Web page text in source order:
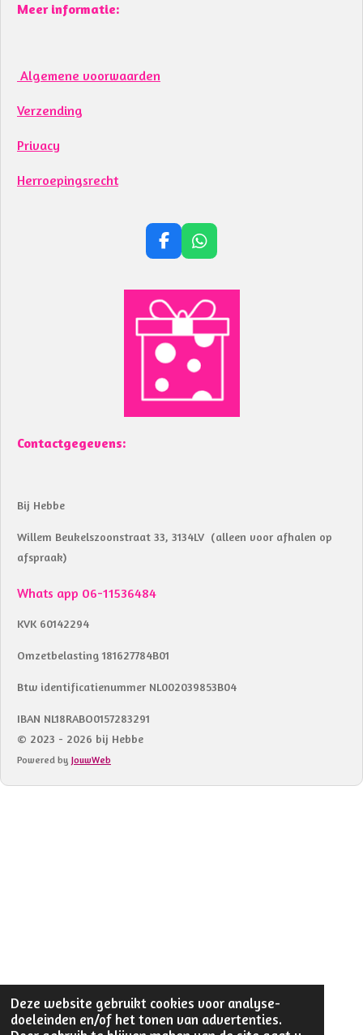
Deze website gebruikt cookies voor analyse-
doeleinden en/of het tonen van advertenties.
Meer informatie:
Algemene voorwaarden
Verzending
Privacy
Herroepingsrecht
F
a
e
b
o
k
W
h
t
s
p
p
Contactgegevens:
Bij Hebbe
Willem Beukelszoonstraat 33, 3134LV (alleen voor afhalen op
afspraak)
Whats app 06-11536484
KVK 60142294
Omzetbelasting 181627784B01
Btw identificatienummer NL002039853B04
IBAN NL18RABO0157283291
© 2023 - 2026 bij Hebbe
Powered by JouwWeb